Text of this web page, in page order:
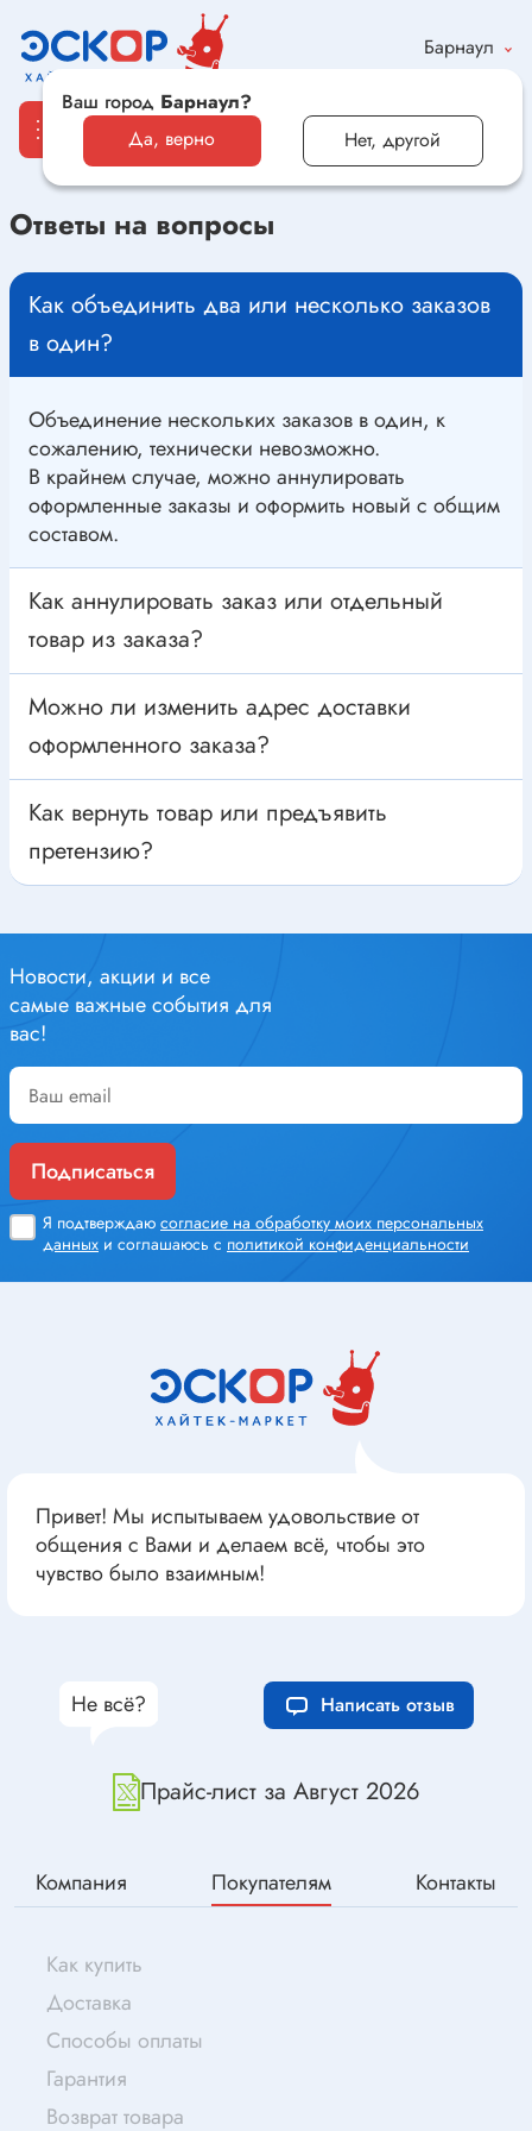
Барнаул
Ваш город Барнаул?
Да, верно
Нет, другой
Каталог
Электронные компоненты и оборудование
Светотехника и электрика
Автомобильная электроника и автотовары
Электроника для дома и хобби
Промышленная автоматика
Ответы на вопросы
Как объединить два или несколько заказов
в один?
Объединение нескольких заказов в один, к
сожалению, технически невозможно.
В крайнем случае, можно аннулировать
оформленные заказы и оформить новый с общим
составом.
Как аннулировать заказ или отдельный
товар из заказа?
Можно ли изменить адрес доставки
оформленного заказа?
Как вернуть товар или предъявить
претензию?
Новости, акции и все
самые важные события для
вас!
Подписаться
Я подтверждаю согласие на обработку моих персональных
данных и соглашаюсь с политикой конфиденциальности
Привет! Мы испытываем удовольствие от
общения с Вами и делаем всё, чтобы это
чувство было взаимным!
Прайс-лист за Август 2026
Не всё? Написать отзыв
Компания Покупателям Контакты
Как купить
Доставка
Способы оплаты
Гарантия
Возврат товара